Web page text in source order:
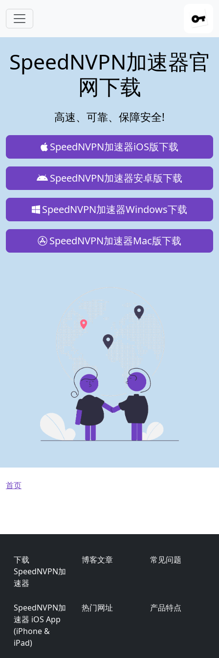
SpeedNVPN加速器官
网下载
高速、可靠、保障安全!
SpeedNVPN加速器iOS版下载
SpeedNVPN加速器安卓版下载
SpeedNVPN加速器Windows下载
SpeedNVPN加速器Mac版下载
面包屑
首页
Footer
下载
SpeedNVPN加
速器
博客文章 常见问题
SpeedNVPN加
速器 iOS App
(iPhone &
iPad)
热门网址 产品特点